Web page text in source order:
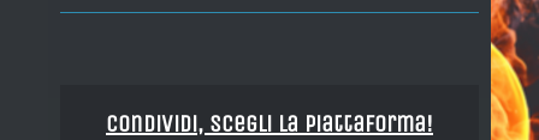
Condividi, Scegli la piattaforma!